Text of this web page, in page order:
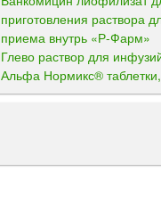
приготовления раствора
приема внутрь «Р-Фарм»
Глево раствор для
Альфа Нормикс®